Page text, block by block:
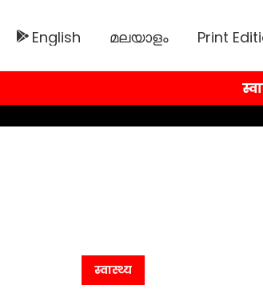
English മലയാളം Print
स्वास्थ्य